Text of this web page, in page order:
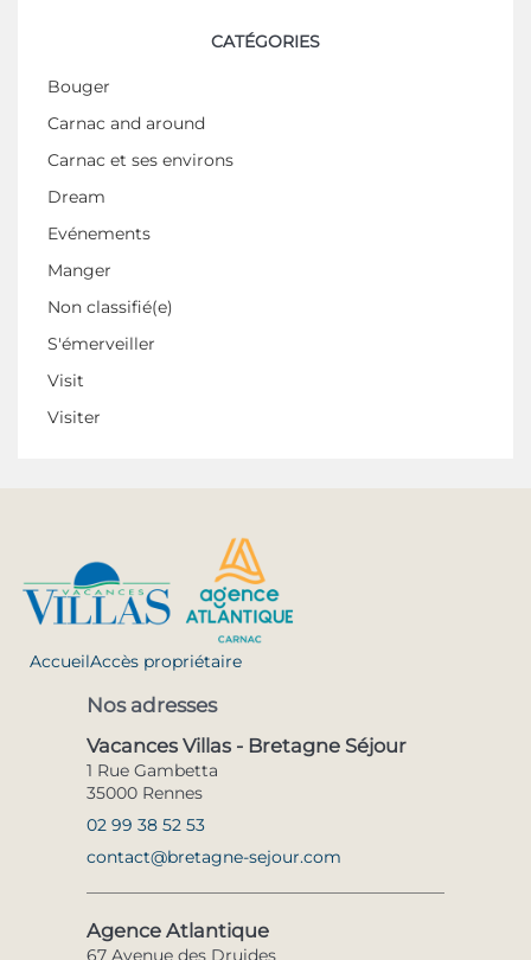
CATÉGORIES
Bouger
Carnac and around
Carnac et ses environs
Dream
Evénements
Manger
Non classifié(e)
S'émerveiller
Visit
Visiter
AccueilAccès propriétaire
Nos adresses
Vacances Villas - Bretagne Séjour
1 Rue Gambetta
35000 Rennes
02 99 38 52 53
contact@bretagne-sejour.com
Agence Atlantique
67 Avenue des Druides